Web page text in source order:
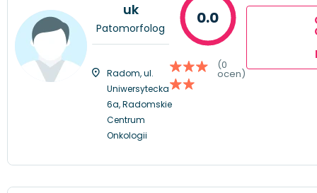
uk
Patomorfolog
Radom, ul.
Uniwersytecka
6a, Radomskie
Centrum
Onkologii
0.0
(0
ocen)